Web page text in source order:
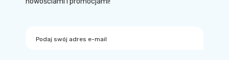
Podaj swój adres e-mail